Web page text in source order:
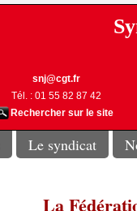
snj@cgt.fr
Tél. : 01 55 82 87 42
Rechercher sur le site
Le syndicat
La